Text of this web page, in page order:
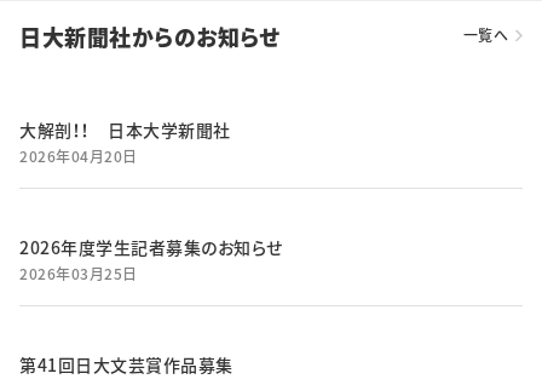
日大新聞社からのお知らせ 一覧へ
大解剖！！ 日本大学新聞社
2026年04月20日
2026年度学生記者募集のお知らせ
2026年03月25日
第41回日大文芸賞作品募集